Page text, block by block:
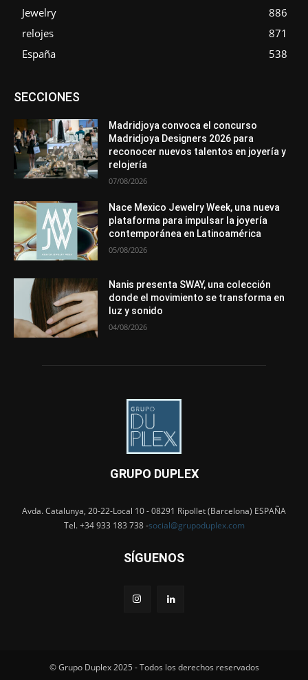
Jewelry
886
relojes
871
España
538
SECCIONESAsociaciones
Entrevistas
Mundo Técnico
Novedades Opiniones
Perspectiva
Premios
Secciones Sin categoría
Más
Madridjoya convoca el concurso
Madridjoya Designers 2026 para
reconocer nuevos talentos en joyería y
relojería
07/08/2026
Nace Mexico Jewelry Week, una nueva
plataforma para impulsar la joyería
contemporánea en Latinoamérica
05/08/2026
Nanis presenta SWAY, una colección
donde el movimiento se transforma en
luz y sonido
04/08/2026
GRUPO DUPLEX
Avda. Catalunya, 20-22-Local 10 - 08291 Ripollet (Barcelona) ESPAÑA
Tel. +34 933 183 738 -social@grupoduplex.com
SÍGUENOS
© Grupo Duplex 2025 - Todos los derechos reservados